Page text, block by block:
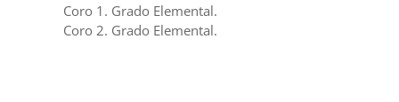
Coro 1. Grado Elemental.
Coro 2. Grado Elemental.